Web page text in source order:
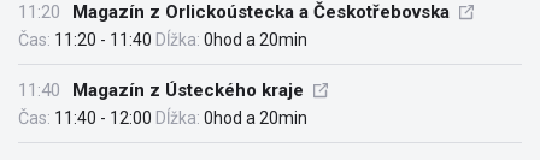
11:20 Magazín z Orlickoústecka a Českotřebovska
Čas: 11:20 - 11:40 Dĺžka: 0hod a 20min
11:40 Magazín z Ústeckého kraje
Čas: 11:40 - 12:00 Dĺžka: 0hod a 20min